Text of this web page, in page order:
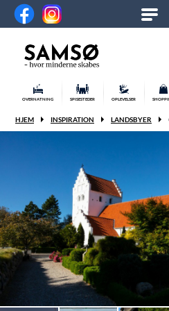
OVERNATNING SPISESTEDER OPLEVELSER
HJEM INSPIRATION LANDSBYER